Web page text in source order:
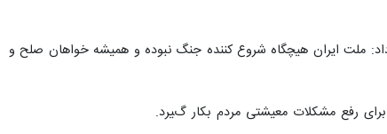
ملت ایران هیچگاه شروع کننده جنگ نبوده و همیشه خواهان صلح و
رفع مشکلات معیشتی مردم بکار گیرد.